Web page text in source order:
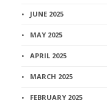
JUNE 2025
MAY 2025
APRIL 2025
MARCH 2025
FEBRUARY 2025